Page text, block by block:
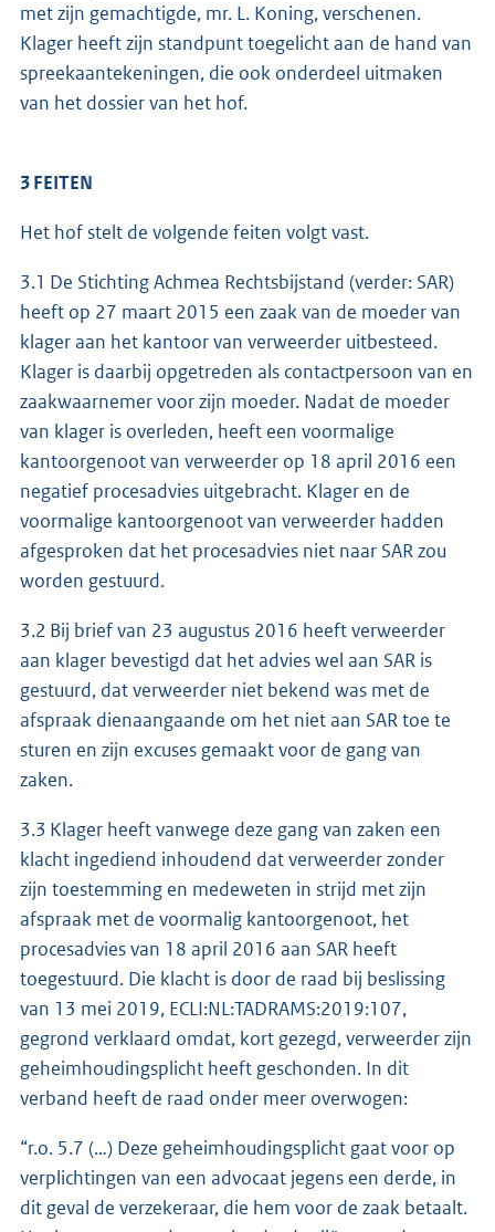
met zijn gemachtigde, mr. L. Koning, verschenen.
Klager heeft zijn standpunt toegelicht aan de hand van
spreekaantekeningen, die ook onderdeel uitmaken
van het dossier van het hof.
3 FEITEN
Het hof stelt de volgende feiten volgt vast.
3.1 De Stichting Achmea Rechtsbijstand (verder: SAR)
heeft op 27 maart 2015 een zaak van de moeder van
klager aan het kantoor van verweerder uitbesteed.
Klager is daarbij opgetreden als contactpersoon van en
zaakwaarnemer voor zijn moeder. Nadat de moeder
van klager is overleden, heeft een voormalige
kantoorgenoot van verweerder op 18 april 2016 een
negatief procesadvies uitgebracht. Klager en de
voormalige kantoorgenoot van verweerder hadden
afgesproken dat het procesadvies niet naar SAR zou
worden gestuurd.
3.2 Bij brief van 23 augustus 2016 heeft verweerder
aan klager bevestigd dat het advies wel aan SAR is
gestuurd, dat verweerder niet bekend was met de
afspraak dienaangaande om het niet aan SAR toe te
sturen en zijn excuses gemaakt voor de gang van
zaken.
3.3 Klager heeft vanwege deze gang van zaken een
klacht ingediend inhoudend dat verweerder zonder
zijn toestemming en medeweten in strijd met zijn
afspraak met de voormalig kantoorgenoot, het
procesadvies van 18 april 2016 aan SAR heeft
toegestuurd. Die klacht is door de raad bij beslissing
van 13 mei 2019, ECLI:NL:TADRAMS:2019:107,
gegrond verklaard omdat, kort gezegd, verweerder zijn
geheimhoudingsplicht heeft geschonden. In dit
verband heeft de raad onder meer overwogen:
“r.o. 5.7 (…) Deze geheimhoudingsplicht gaat voor op
verplichtingen van een advocaat jegens een derde, in
dit geval de verzekeraar, die hem voor de zaak betaalt.